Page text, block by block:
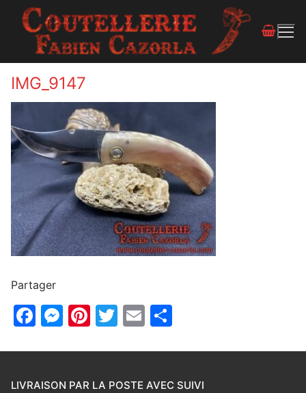
IMG_9147
Partager
Facebook
Messenger
Pinterest
Twitter
Email
LIVRAISON PAR LA POSTE AVEC SUIVI